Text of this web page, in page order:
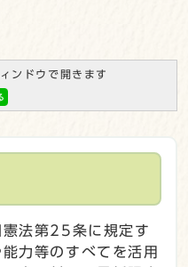
ンドウで開きます
法第25条に規定す
力等のすべてを活用